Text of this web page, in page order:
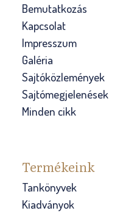
Bemutatkozás
Kapcsolat
Impresszum
Galéria
Sajtóközlemények
Sajtómegjelenések
Minden cikk
Termékeink
Tankönyvek
Kiadványok